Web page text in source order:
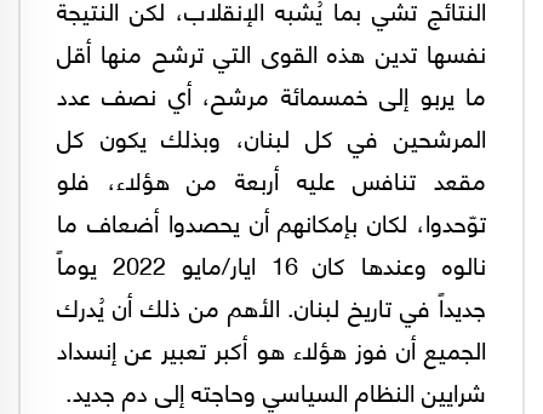
نفسها تدين هذه القوى التي ترشح منها أقل
ما يربو إلى خمسمائة مرشح، أي نصف عدد
المرشحين في كل لبنان، وبذلك يكون كل
مقعد تنافس عليه أربعة من هؤلاء، فلو
توّحدوا، لكان بإمكانهم أن يحصدوا أضعاف ما
نالوه وعندها كان 16 ايار/مايو 2022 يوماً
جديداً في تاريخ لبنان. الأهم من ذلك أن يُدرك
الجميع أن فوز هؤلاء هو أكبر تعبير عن إنسداد
شرايين النظام السياسي وحاجته إلى دم جديد.